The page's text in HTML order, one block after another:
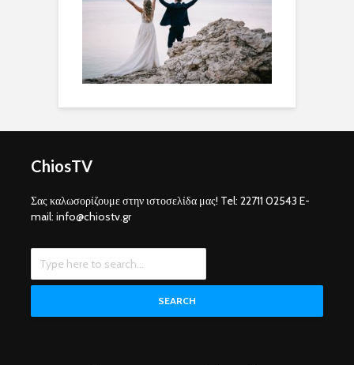
ChiosTV
Σας καλωσορίζουμε στην ιστοσελίδα μας! Tel: 22711 02543 E-
mail: info@chiostv.gr
SEARCH